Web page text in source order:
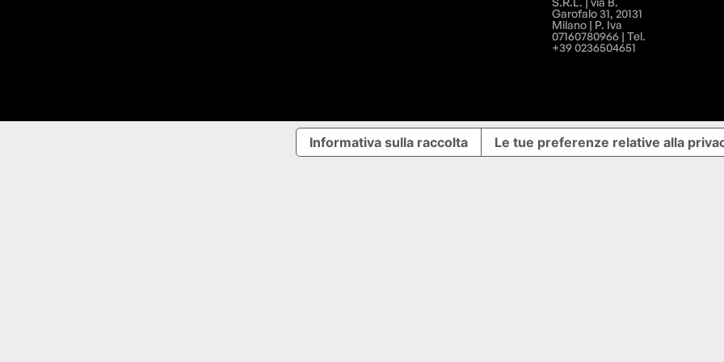
Garofalo 31, 20131
Milano | P. Iva
07160780966 | Tel.
+39 0236504651
Informativa sulla raccolta Le tue preferenze relative alla